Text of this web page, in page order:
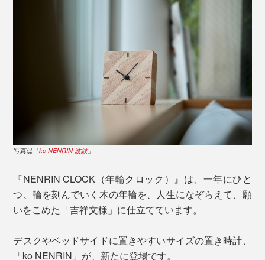
写真は「ko NENRIN 波紋」
『NENRIN CLOCK（年輪クロック）』は、一年にひと
つ、輪を刻んでいく木の年輪を、人生になぞらえて、願
いをこめた「吉祥文様」に仕立てています。
デスクやベッドサイドに置きやすいサイズの置き時計、
「ko NENRIN」が、新たに登場です。